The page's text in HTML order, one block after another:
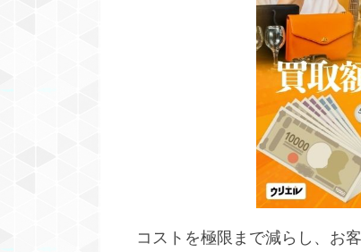
コストを極限まで減らし、お